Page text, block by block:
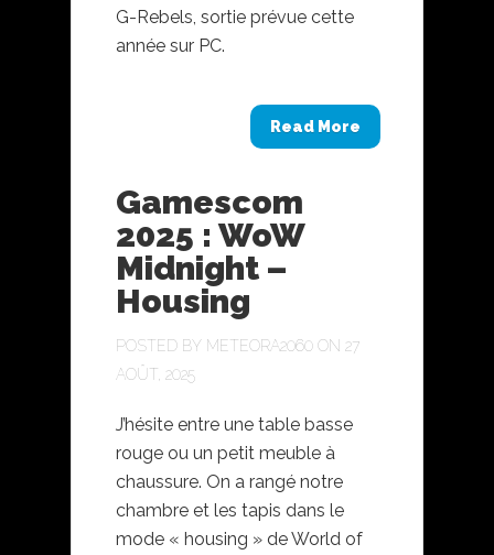
G-Rebels, sortie prévue cette
année sur PC.
Read More
Gamescom
2025 : WoW
Midnight –
Housing
POSTED BY METEORA2060 ON 27
AOÛT, 2025
J’hésite entre une table basse
rouge ou un petit meuble à
chaussure. On a rangé notre
chambre et les tapis dans le
mode « housing » de World of